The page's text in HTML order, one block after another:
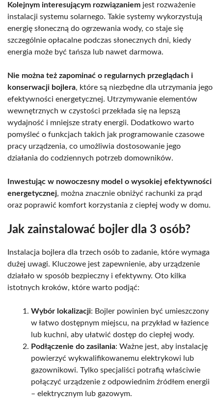
Kolejnym interesującym rozwiązaniem jest rozważenie
instalacji systemu solarnego. Takie systemy wykorzystują
energię słoneczną do ogrzewania wody, co staje się
szczególnie opłacalne podczas słonecznych dni, kiedy
energia może być tańsza lub nawet darmowa.
Nie można też zapominać o regularnych przeglądach i
konserwacji bojlera, które są niezbędne dla utrzymania jego
efektywności energetycznej. Utrzymywanie elementów
wewnętrznych w czystości przekłada się na lepszą
wydajność i mniejsze straty energii. Dodatkowo warto
pomyśleć o funkcjach takich jak programowanie czasowe
pracy urządzenia, co umożliwia dostosowanie jego
działania do codziennych potrzeb domowników.
Inwestując w nowoczesny model o wysokiej efektywności
energetycznej, można znacznie obniżyć rachunki za prąd
oraz poprawić komfort korzystania z ciepłej wody w domu.
Jak zainstalować bojler dla 3 osób?
Instalacja bojlera dla trzech osób to zadanie, które wymaga
dużej uwagi. Kluczowe jest zapewnienie, aby urządzenie
działało w sposób bezpieczny i efektywny. Oto kilka
istotnych kroków, które warto podjąć:
Wybór lokalizacji: Bojler powinien być umieszczony
w łatwo dostępnym miejscu, na przykład w łazience
lub kuchni, aby ułatwić dostęp do ciepłej wody.
Podłączenie do zasilania: Ważne jest, aby instalację
powierzyć wykwalifikowanemu elektrykowi lub
gazownikowi. Tylko specjaliści potrafią właściwie
połączyć urządzenie z odpowiednim źródłem energii
– elektrycznym lub gazowym.